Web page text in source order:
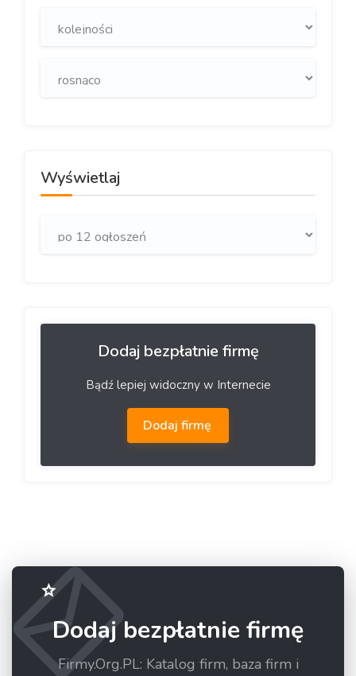
Wyświetlaj
Dodaj bezpłatnie firmę
Bądź lepiej widoczny w Internecie
Dodaj firmę
Dodaj bezpłatnie firmę
Firmy.Org.PL: Katalog firm, baza firm i